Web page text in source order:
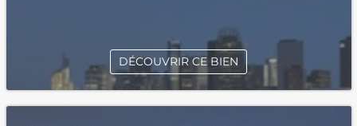
DÉCOUVRIR CE BIEN